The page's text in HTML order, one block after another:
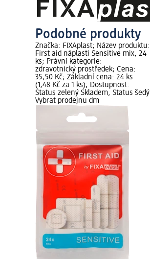
Podobné produkty
Značka: FIXAplast; Název produktu:
First aid náplasti Sensitive mix, 24
ks; Právní kategorie:
zdravotnický prostředek; Cena:
35,50 Kč; Základní cena: 24 ks
(1,48 Kč za 1 ks); Dostupnost:
Status zelený Skladem, Status šedý
Vybrat prodejnu dm